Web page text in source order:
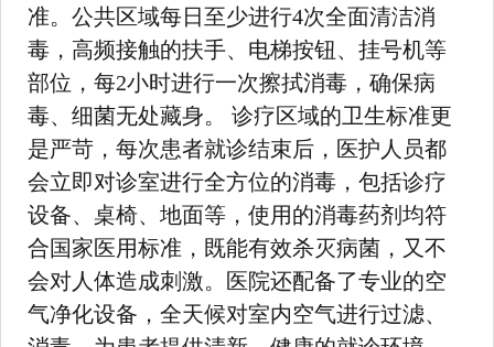
准。公共区域每日至少进行4次全面清洁消
毒，高频接触的扶手、电梯按钮、挂号机等
部位，每2小时进行一次擦拭消毒，确保病
毒、细菌无处藏身。 诊疗区域的卫生标准更
是严苛，每次患者就诊结束后，医护人员都
会立即对诊室进行全方位的消毒，包括诊疗
设备、桌椅、地面等，使用的消毒药剂均符
合国家医用标准，既能有效杀灭病菌，又不
会对人体造成刺激。医院还配备了专业的空
气净化设备，全天候对室内空气进行过滤、